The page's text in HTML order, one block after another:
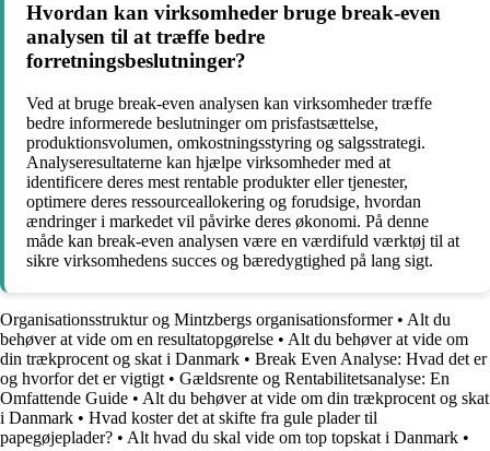
Hvordan kan virksomheder bruge break-even
analysen til at træffe bedre
forretningsbeslutninger?
Ved at bruge break-even analysen kan virksomheder træffe
bedre informerede beslutninger om prisfastsættelse,
produktionsvolumen, omkostningsstyring og salgsstrategi.
Analyseresultaterne kan hjælpe virksomheder med at
identificere deres mest rentable produkter eller tjenester,
optimere deres ressourceallokering og forudsige, hvordan
ændringer i markedet vil påvirke deres økonomi. På denne
måde kan break-even analysen være en værdifuld værktøj til at
sikre virksomhedens succes og bæredygtighed på lang sigt.
Organisationsstruktur og Mintzbergs organisationsformer• Alt du
behøver at vide om en resultatopgørelse • Alt du behøver at vide om
din trækprocent og skat i Danmark • Break Even Analyse: Hvad det er
og hvorfor det er vigtigt • Gældsrente og Rentabilitetsanalyse: En
Omfattende Guide • Alt du behøver at vide om din trækprocent og skat
i Danmark • Hvad koster det at skifte fra gule plader til
papegøjeplader? • Alt hvad du skal vide om top topskat i Danmark •